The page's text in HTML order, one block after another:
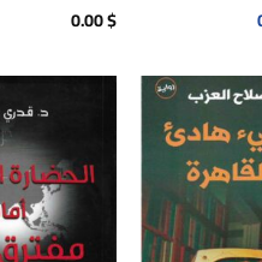
السعر
الحالي
0.00$.
0.00$